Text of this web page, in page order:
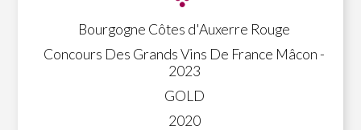
Bourgogne Côtes d'Auxerre Rouge
Concours Des Grands Vins De France Mâcon -
2023
GOLD
2020